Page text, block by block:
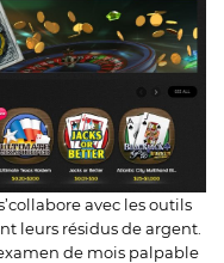
avec les outils
leurs résidus de argent.
de mois palpable